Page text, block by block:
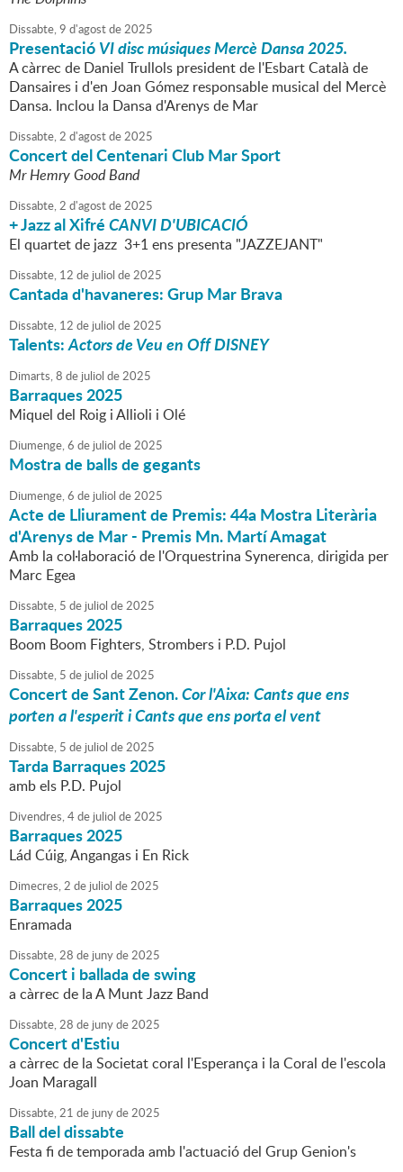
Dissabte,9 d'agostde2025
PresentacióVI disc músiques Mercè Dansa 2025.
A càrrec de Daniel Trullols president de l'Esbart Català de
Dansaires i d'en Joan Gómez responsable musical del Mercè
Dansa. Inclou la Dansa d'Arenys de Mar
Dissabte,2 d'agostde2025
Concert del Centenari Club Mar Sport
Mr Hemry Good Band
Dissabte,2 d'agostde2025
+ Jazz al XifréCANVI D'UBICACIÓ
El quartet de jazz 3+1 ens presenta "JAZZEJANT"
Dissabte, 12 de juliol de2025
Cantada d'havaneres: Grup Mar Brava
Dissabte, 12 de juliol de2025
Talents:Actors de Veu en Off DISNEY
Dimarts,8 de juliol de2025
Barraques 2025
Miquel del Roig i Allioli i Olé
Diumenge,6 de juliol de2025
Mostra de balls de gegants
Diumenge,6 de juliol de2025
Acte de Lliurament de Premis: 44a Mostra Literària
d'Arenys de Mar - Premis Mn. Martí Amagat
Amb la col·laboració de l'Orquestrina Synerenca, dirigida per
Marc Egea
Dissabte, 5 de juliol de2025
Barraques 2025
Boom Boom Fighters, Strombers i P.D. Pujol
Dissabte, 5 de juliol de2025
Concert de Sant Zenon.Cor l'Aixa: Cants que ens
porten a l'esperit i Cants que ens porta el vent
Dissabte, 5 de juliol de2025
Tarda Barraques 2025
amb els P.D. Pujol
Divendres,4de juliol de2025
Barraques 2025
Lád Cúig, Angangas i En Rick
Dimecres,2 de juliol de2025
Barraques 2025
Enramada
Dissabte,28 de junyde2025
Concert i ballada de swing
a càrrec de la A Munt Jazz Band
Dissabte,28 de junyde2025
Concert d'Estiu
a càrrec de la Societat coral l'Esperança i la Coral de l'escola
Joan Maragall
Dissabte,21 de junyde2025
Ball del dissabte
Festa fi de temporada amb l'actuació del Grup Genion's